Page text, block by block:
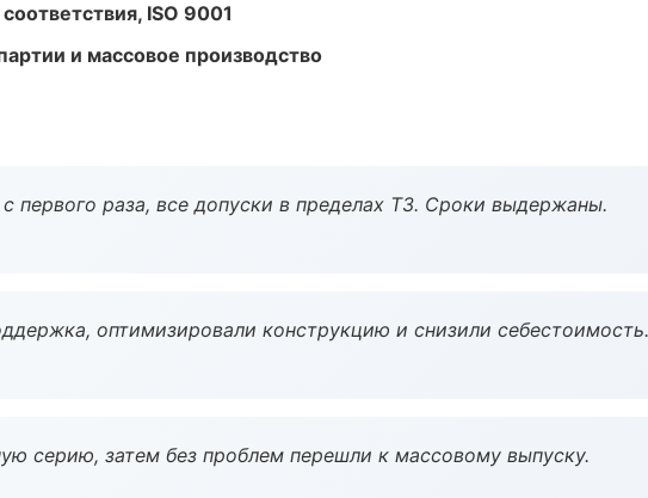
ISO 9001
и массовое производство
первого раза, все допуски в пределах ТЗ. Сроки выдержаны.
оптимизировали конструкцию и снизили себестоимость.
серию, затем без проблем перешли к массовому выпуску.